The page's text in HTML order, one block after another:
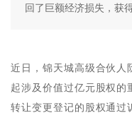
回了巨额经济损失，获
近日，锦天城高级合伙人
起涉及价值过亿元股权的
转让变更登记的股权通过